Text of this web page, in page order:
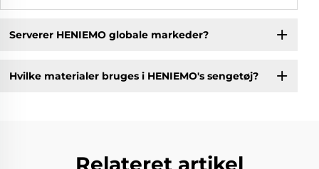
Serverer HENIEMO globale markeder?
Hvilke materialer bruges i HENIEMO's sengetøj?
Relateret artikel